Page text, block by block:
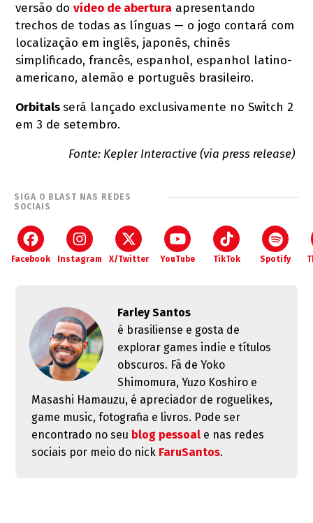
versão dovídeo de abertura apresentando
trechos de todas as línguas — o jogo contará com
localização em inglês, japonês, chinês
simplificado, francês, espanhol, espanhol latino-
americano, alemão e português brasileiro.
Orbitalsserá lançado exclusivamente no Switch 2
em 3 de setembro.
Fonte: Kepler Interactive (via press release)
SIGA O BLAST NAS REDES
SOCIAIS
Facebook Instagram X/Twitter YouTube TikTok Spotify
Farley Santos
é brasiliense e gosta de
explorar games indie e títulos
obscuros. Fã de Yoko
Shimomura, Yuzo Koshiro e
Masashi Hamauzu, é apreciador de roguelikes,
game music, fotografia e livros. Pode ser
encontrado no seu blog pessoale nas redes
sociais por meio do nick FaruSantos.